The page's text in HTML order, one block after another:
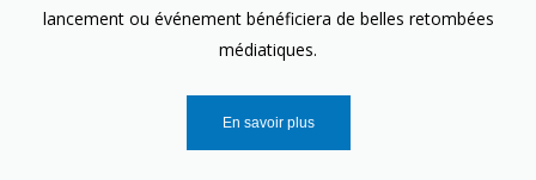
lancement ou événement bénéficiera de belles retombées
médiatiques.
En savoir plus